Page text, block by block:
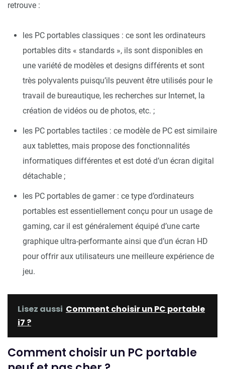
retrouve :
les PC portables classiques : ce sont les ordinateurs
portables dits « standards », ils sont disponibles en
une variété de modèles et designs différents et sont
très polyvalents puisqu’ils peuvent être utilisés pour le
travail de bureautique, les recherches sur Internet, la
création de vidéos ou de photos, etc. ;
les PC portables tactiles : ce modèle de PC est similaire
aux tablettes, mais propose des fonctionnalités
informatiques différentes et est doté d’un écran digital
détachable ;
les PC portables de gamer : ce type d’ordinateurs
portables est essentiellement conçu pour un usage de
gaming, car il est généralement équipé d’une carte
graphique ultra-performante ainsi que d’un écran HD
pour offrir aux utilisateurs une meilleure expérience de
jeu.
Lisez aussi Comment choisir un PC portable
i7 ?
Comment choisir un PC portable